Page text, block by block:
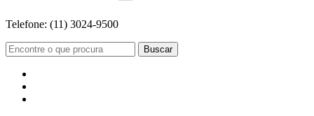
Telefone: (11) 3024-9500
Buscar